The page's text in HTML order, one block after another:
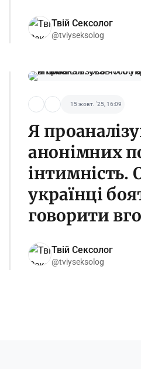
Твій Сексолог
@tviyseksolog
15 жовт. '25, 16:09
Я
анонімних
інтимність.
українці
говорити
Твій Сексолог
@tviyseksolog